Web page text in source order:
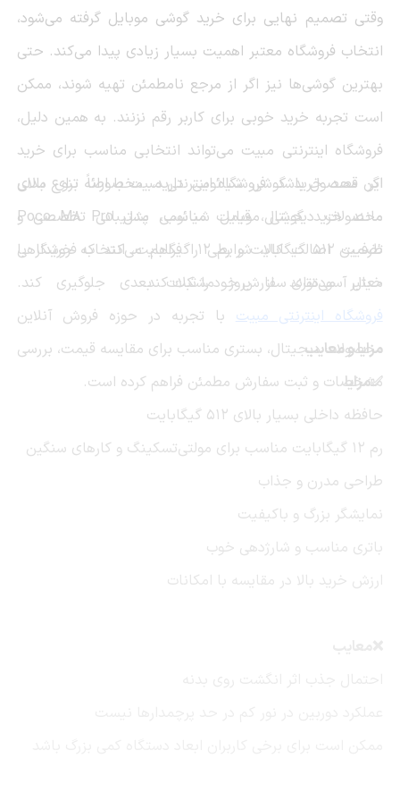
وقتی تصمیم نهایی برای خرید گوشی موبایل گرفته می‌شود،
انتخاب فروشگاه معتبر اهمیت بسیار زیادی پیدا می‌کند. حتی
بهترین گوشی‌ها نیز اگر از مرجع نامطمئن تهیه شوند، ممکن
است تجربه خرید خوبی برای کاربر رقم نزنند. به همین دلیل،
فروشگاه اینترنتی مبیت می‌تواند انتخابی مناسب برای خرید
این محصول باشد. فروشگاه اینترنتی مبیت با ارائه تنوع بالای
محصولات دیجیتال، قیمت مناسب، پشتیبانی تخصصی و
تضمین اصالت کالا، شرایطی را فراهم می‌کند که خریدار با
خیال آسوده‌تری سفارش خود را ثبت کند.
اگر قصد خرید گوشی شیائومی دارید، مخصوصاً برای مدلی
مانند خرید گوشی موبایل شیائومی مدل Poco M8 Pro
ظرفیت 512 گیگابایت و رم 12 گیگابایت، انتخاب فروشگاهی
معتبر می‌تواند از بروز مشکلات بعدی جلوگیری کند.
فروشگاه اینترنتی مبیت با تجربه در حوزه فروش آنلاین
محصولات دیجیتال، بستری مناسب برای مقایسه قیمت، بررسی
مشخصات و ثبت سفارش مطمئن فراهم کرده است.
مزایا و معایب
✅مزایا
حافظه داخلی بسیار بالای 512 گیگابایت
رم 12 گیگابایت مناسب برای مولتی‌تسکینگ و کارهای سنگین
طراحی مدرن و جذاب
نمایشگر بزرگ و باکیفیت
باتری مناسب و شارژدهی خوب
ارزش خرید بالا در مقایسه با امکانات